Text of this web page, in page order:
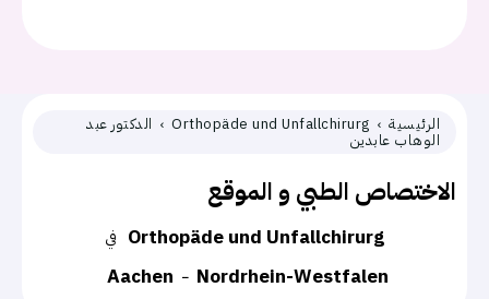
الرئيسية Orthopäde und Unfallchirurg الدكتور عبد
الوهاب عابدين
الاختصاص الطبي و الموقع
في Orthopäde und Unfallchirurg
Aachen
Nordrhein-Westfalen